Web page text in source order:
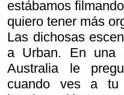
estábamos
quiero tener más
Las dichosas
a Urban. En una
Australia le
cuando ves a tu